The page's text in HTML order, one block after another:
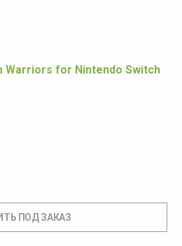
Warriors for Nintendo Switch